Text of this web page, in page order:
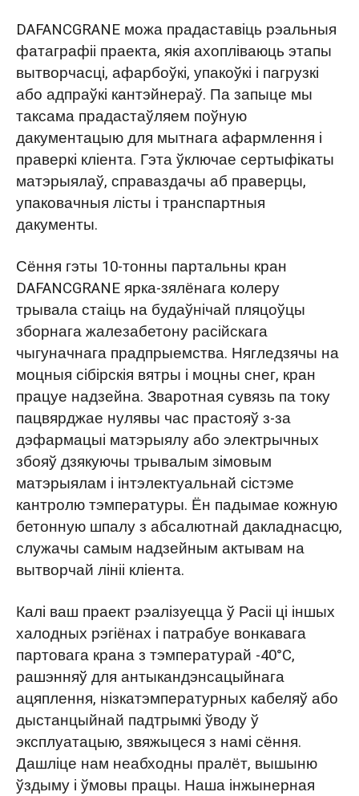
DAFANCGRANE можа прадаставіць рэальныя
фатаграфіі праекта, якія ахопліваюць этапы
вытворчасці, афарбоўкі, упакоўкі і пагрузкі
або адпраўкі кантэйнераў. Па запыце мы
таксама прадастаўляем поўную
дакументацыю для мытнага афармлення і
праверкі кліента. Гэта ўключае сертыфікаты
матэрыялаў, справаздачы аб праверцы,
упаковачныя лісты і транспартныя
дакументы.
Сёння гэты 10-тонны партальны кран
DAFANCGRANE ярка-зялёнага колеру
трывала стаіць на будаўнічай пляцоўцы
зборнага жалезабетону расійскага
чыгуначнага прадпрыемства. Нягледзячы на
моцныя сібірскія вятры і моцны снег, кран
працуе надзейна. Зваротная сувязь па току
пацвярджае нулявы час прастояў з-за
дэфармацыі матэрыялу або электрычных
збояў дзякуючы трывалым зімовым
матэрыялам і інтэлектуальнай сістэме
кантролю тэмпературы. Ён падымае кожную
бетонную шпалу з абсалютнай дакладнасцю,
служачы самым надзейным актывам на
вытворчай лініі кліента.
Калі ваш праект рэалізуецца ў Расіі ці іншых
халодных рэгіёнах і патрабуе вонкавага
партовага крана з тэмпературай -40°C,
рашэнняў для антыкандэнсацыйнага
ацяплення, нізкатэмпературных кабеляў або
дыстанцыйнай падтрымкі ўводу ў
эксплуатацыю, звяжыцеся з намі сёння.
Дашліце нам неабходны пралёт, вышыню
ўздыму і ўмовы працы. Наша інжынерная